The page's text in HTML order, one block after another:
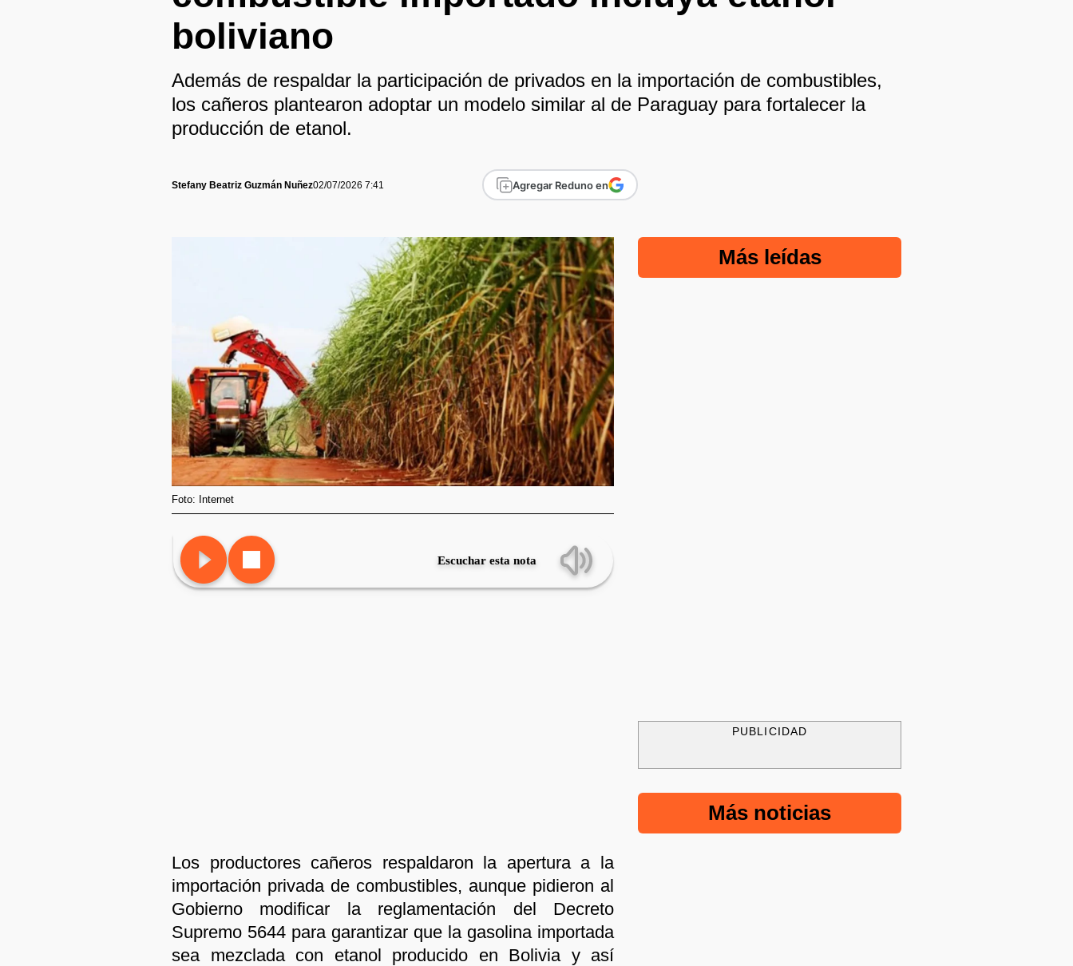
boliviano
Además de respaldar la participación de privados en la importación de combustibles,
los cañeros plantearon adoptar un modelo similar al de Paraguay para fortalecer la
producción de etanol.
Stefany Beatriz Guzmán Nuñez02/07/2026 7:41 Agregar Reduno en
Foto: Internet
Escuchar esta nota
Los productores cañeros respaldaron la apertura a la
importación privada de combustibles, aunque pidieron al
Gobierno modificar la reglamentación del Decreto
Supremo 5644 para garantizar que la gasolina importada
sea mezclada con etanol producido en Bolivia y así
Más leídas
PUBLICIDAD
Más noticias